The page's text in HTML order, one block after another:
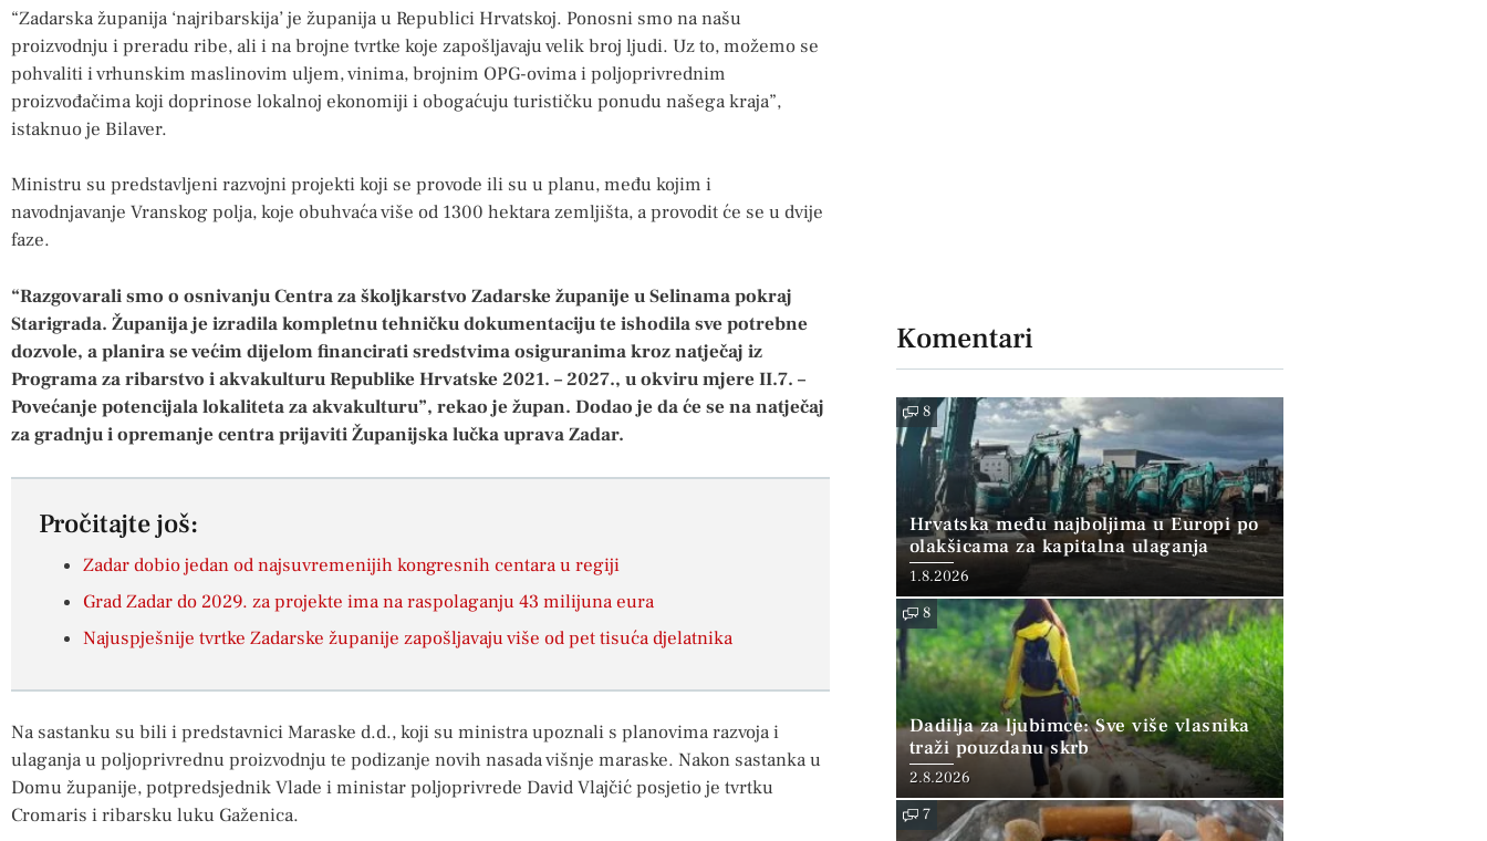
“Zadarska županija ‘najribarskija’ je županija u Republici Hrvatskoj. Ponosni smo na našu
proizvodnju i preradu ribe, ali i na brojne tvrtke koje zapošljavaju velik broj ljudi. Uz to, možemo se
pohvaliti i vrhunskim maslinovim uljem, vinima, brojnim OPG-ovima i poljoprivrednim
proizvođačima koji doprinose lokalnoj ekonomiji i obogaćuju turističku ponudu našega kraja”,
istaknuo je Bilaver.
Ministru su predstavljeni razvojni projekti koji se provode ili su u planu, među kojim i
navodnjavanje Vranskog polja, koje obuhvaća više od 1300 hektara zemljišta, a provodit će se u dvije
faze.
“Razgovarali smo o osnivanju Centra za školjkarstvo Zadarske županije u Selinama pokraj
Starigrada. Županija je izradila kompletnu tehničku dokumentaciju te ishodila sve potrebne
dozvole, a planira se većim dijelom financirati sredstvima osiguranima kroz natječaj iz
Programa za ribarstvo i akvakulturu Republike Hrvatske 2021. – 2027., u okviru mjere II.7. –
Povećanje potencijala lokaliteta za akvakulturu”, rekao je župan. Dodao je da će se na natječaj
za gradnju i opremanje centra prijaviti Županijska lučka uprava Zadar.
Pročitajte još:
Zadar dobio jedan od najsuvremenijih kongresnih centara u regiji
Grad Zadar do 2029. za projekte ima na raspolaganju 43 milijuna eura
Najuspješnije tvrtke Zadarske županije zapošljavaju više od pet tisuća djelatnika
Na sastanku su bili i predstavnici Maraske d.d., koji su ministra upoznali s planovima razvoja i
ulaganja u poljoprivrednu proizvodnju te podizanje novih nasada višnje maraske. Nakon sastanka u
Domu županije, potpredsjednik Vlade i ministar poljoprivrede David Vlajčić posjetio je tvrtku
Cromaris i ribarsku luku Gaženica.
Komentari
8
Hrvatska među najboljima u Europi po
olakšicama za kapitalna ulaganja
1.8.2026
8
Dadilja za ljubimce: Sve više vlasnika
traži pouzdanu skrb
2.8.2026
7